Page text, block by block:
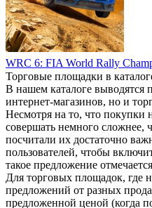
WRC 6: FIA World Rally
Торговые площадки в
В нашем каталоге выводятся
интернет-магазинов, но и
Несмотря на то, что покупки
совершать немного сложнее,
посчитали их достаточно
пользователей, чтобы
такое предложение
Для торговых площадок, где
предложений от разных
предложенной ценой (когда